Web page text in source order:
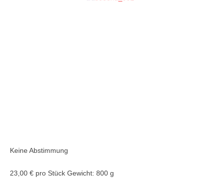
Keine Abstimmung
23,00 € pro Stück Gewicht: 800 g